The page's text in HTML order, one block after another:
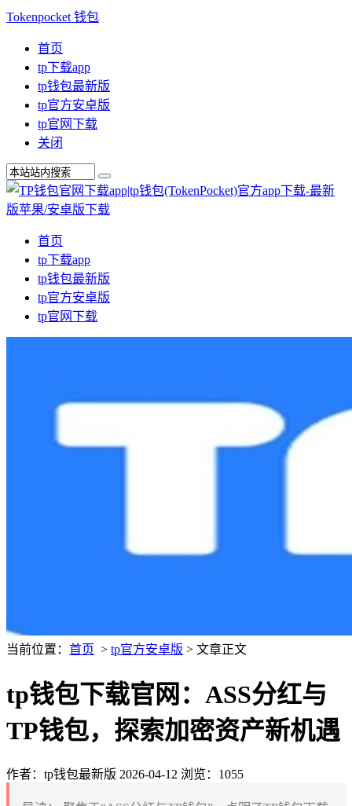
Tokenpocket 钱包
首页
tp下载app
tp钱包最新版
tp官方安卓版
tp官网下载
关闭
首页
tp下载app
tp钱包最新版
tp官方安卓版
tp官网下载
当前位置： 首页 > tp官方安卓版 > 文章正文
tp钱包下载官网：ASS分红与
TP钱包，探索加密资产新机遇
作者：tp钱包最新版 2026-04-12 浏览：1055